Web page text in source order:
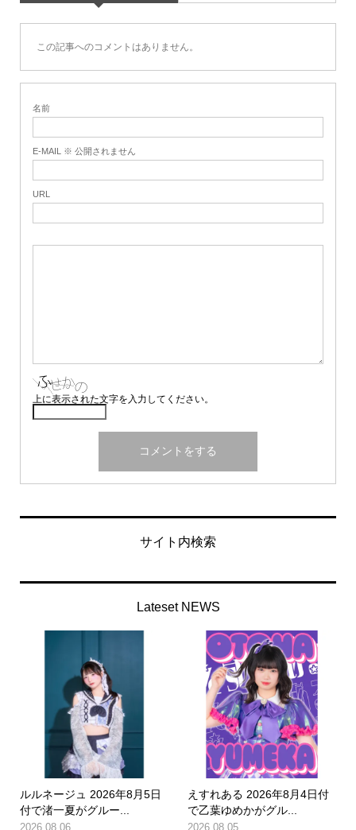
この記事へのコメントはありません。
名前
E-MAIL ※ 公開されません
URL
上に表示された文字を入力してください。
サイト内検索
Lateset NEWS
ルルネージュ 2026年8月5日
付で渚一夏がグルー...
2026.08.06
えすれある 2026年8月4日付
で乙葉ゆめかがグル...
2026.08.05